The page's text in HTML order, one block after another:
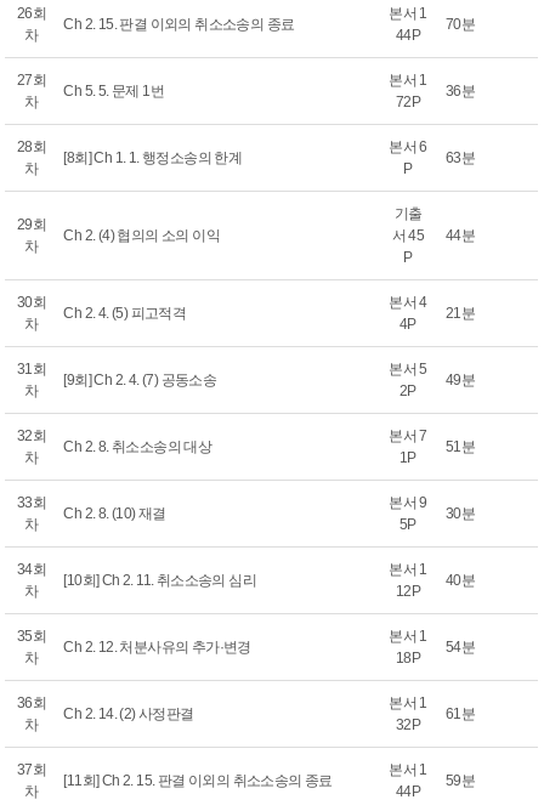
26회
차
Ch 2. 15. 판결 이외의 취소소송의 종료
본서 1
44P
70분
27회
차
Ch 5. 5. 문제 1번
본서 1
72P
36분
28회
차
[8회] Ch 1. 1. 행정소송의 한계
본서 6
P
63분
29회
차
Ch 2. (4) 협의의 소의 이익
기출
서 45
P
44분
30회
차
Ch 2. 4. (5) 피고적격
본서 4
4P
21분
31회
차
[9회] Ch 2. 4. (7) 공동소송
본서 5
2P
49분
32회
차
Ch 2. 8. 취소소송의 대상
본서 7
1P
51분
33회
차
Ch 2. 8. (10) 재결
본서 9
5P
30분
34회
차
[10회] Ch 2. 11. 취소소송의 심리
본서 1
12P
40분
35회
차
Ch 2. 12. 처분사유의 추가·변경
본서 1
18P
54분
36회
차
Ch 2. 14. (2) 사정판결
본서 1
32P
61분
37회
차
[11회] Ch 2. 15. 판결 이외의 취소소송의 종료
본서 1
44P
59분